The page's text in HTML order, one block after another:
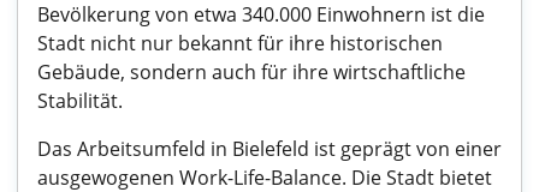
Bevölkerung von etwa 340.000 Einwohnern ist die
Stadt nicht nur bekannt für ihre historischen
Gebäude, sondern auch für ihre wirtschaftliche
Stabilität.
Das Arbeitsumfeld in Bielefeld ist geprägt von einer
ausgewogenen Work-Life-Balance. Die Stadt bietet